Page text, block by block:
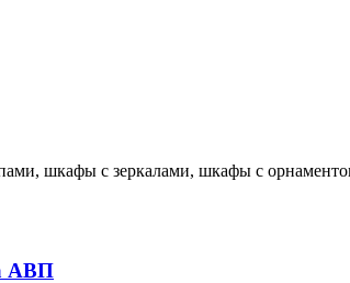
шкафы с зеркалами, шкафы с
АВП